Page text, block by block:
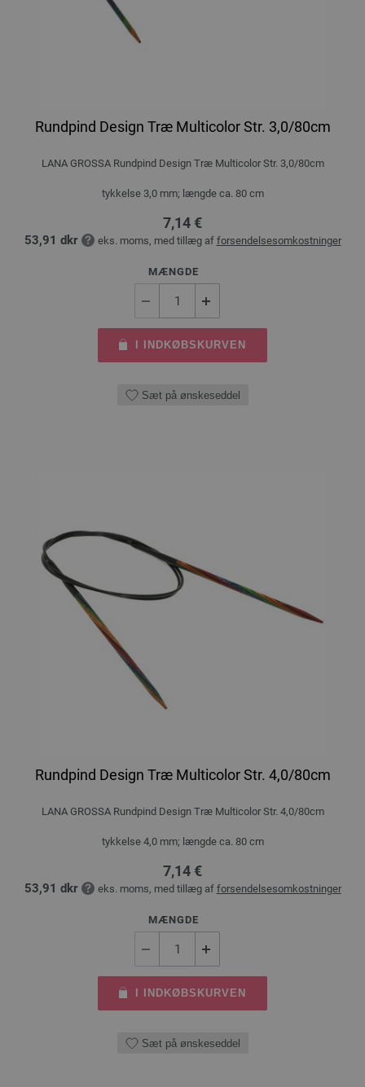
Rundpind Design Træ Multicolor Str. 3,0/80cm
LANA GROSSA Rundpind Design Træ Multicolor Str. 3,0/80cm
tykkelse 3,0 mm; længde ca. 80 cm
7,14 €
53,91 dkr eks. moms, med tillæg af forsendelsesomkostninger
MÆNGDE
I INDKØBSKURVEN
Sæt på ønskeseddel
Rundpind Design Træ Multicolor Str. 4,0/80cm
LANA GROSSA Rundpind Design Træ Multicolor Str. 4,0/80cm
tykkelse 4,0 mm; længde ca. 80 cm
7,14 €
53,91 dkr eks. moms, med tillæg af forsendelsesomkostninger
MÆNGDE
I INDKØBSKURVEN
Sæt på ønskeseddel